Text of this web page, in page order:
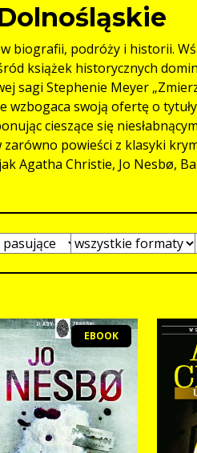
biografii, podróży i historii.
książek historycznych
sagi Stephenie Meyer
wzbogaca swoją ofertę o
cieszące się
powieści z klasyki
Agatha Christie, Jo Nesbø,
EBOOK